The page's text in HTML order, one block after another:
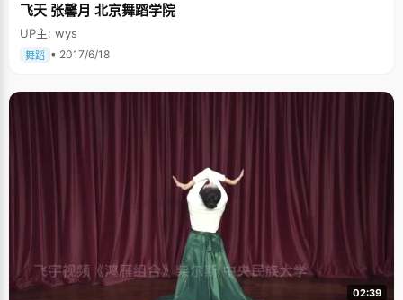
飞天 张馨月 北京舞蹈学院
UP主: wys
舞蹈 • 2017/6/18
02:39